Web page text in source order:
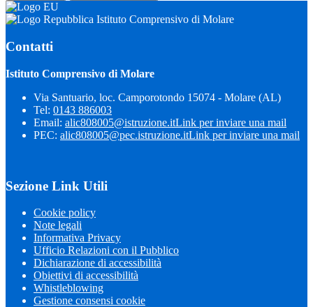
Istituto Comprensivo di Molare
Contatti
Istituto Comprensivo di Molare
Via Santuario, loc. Camporotondo 15074 - Molare (AL)
Tel: 0143 886003
Email: alic808005@istruzione.itLink per inviare una mail
PEC: alic808005@pec.istruzione.itLink per inviare una mail
Sezione Link Utili
Cookie policy
Note legali
Informativa Privacy
Ufficio Relazioni con il Pubblico
Dichiarazione di accessibilità
Obiettivi di accessibilità
Whistleblowing
Gestione consensi cookie